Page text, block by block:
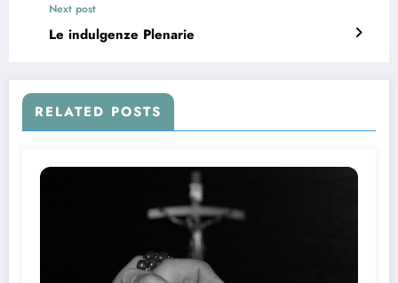
Next post
Le indulgenze Plenarie
RELATED POSTS